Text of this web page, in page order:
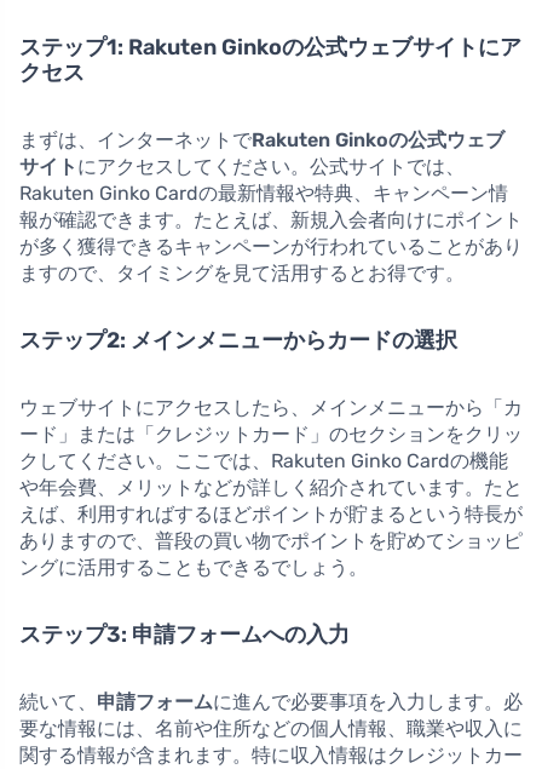
ステップ1: Rakuten Ginkoの公式ウェブサイトにア
クセス
まずは、インターネットでRakuten Ginkoの公式ウェブ
サイト にアクセスしてください。公式サイトでは、
Rakuten Ginko Cardの最新情報や特典、キャンペーン情
報が確認できます。たとえば、新規入会者向けにポイント
が多く獲得できるキャンペーンが行われていることがあり
ますので、タイミングを見て活用するとお得です。
ステップ2: メインメニューからカードの選択
ウェブサイトにアクセスしたら、メインメニューから「カ
ード」または「クレジットカード」のセクションをクリッ
クしてください。ここでは、Rakuten Ginko Cardの機能
や年会費、メリットなどが詳しく紹介されています。たと
えば、利用すればするほどポイントが貯まるという特長が
ありますので、普段の買い物でポイントを貯めてショッピ
ングに活用することもできるでしょう。
ステップ3: 申請フォームへの入力
続いて、 申請フォームに進んで必要事項を入力します。必
要な情報には、名前や住所などの個人情報、職業や収入に
関する情報が含まれます。特に収入情報はクレジットカー